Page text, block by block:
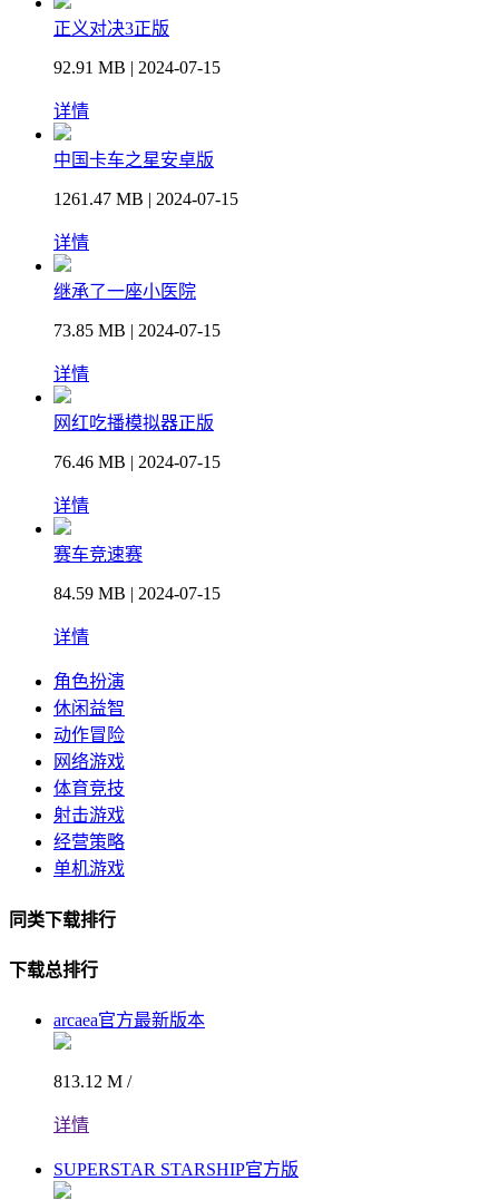
正义对决3正版
92.91 MB | 2024-07-15
详情
中国卡车之星安卓版
1261.47 MB | 2024-07-15
详情
继承了一座小医院
73.85 MB | 2024-07-15
详情
网红吃播模拟器正版
76.46 MB | 2024-07-15
详情
赛车竞速赛
84.59 MB | 2024-07-15
详情
角色扮演
休闲益智
动作冒险
网络游戏
体育竞技
射击游戏
经营策略
单机游戏
同类下载排行
下载总排行
arcaea官方最新版本
813.12 M /
详情
SUPERSTAR STARSHIP官方版